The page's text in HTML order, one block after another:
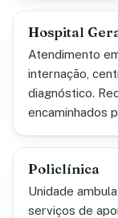
Hospital
Atendimento
internação,
diagnóstico.
encaminhados
Policlínica
Unidade
serviços de